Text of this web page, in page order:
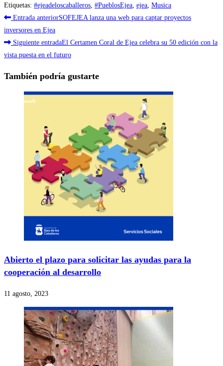
Etiquetas: #ejeadeloscaballeros #PueblosEjea ejea Musica
Leer
más
artículos
Entrada anteriorSOFEJEA lanza una web para captar proyectos
inversores en Ejea
Siguiente entradaEl Certamen Coral de Ejea celebra su 50 edición con la
vista puesta en el futuro
También podría gustarte
Abierto el plazo para solicitar las ayudas para la
cooperación al desarrollo
11 agosto, 2023